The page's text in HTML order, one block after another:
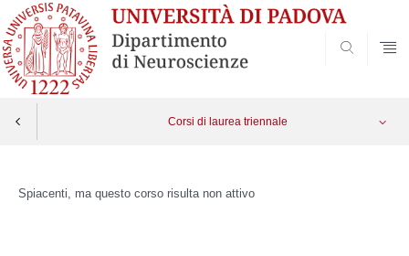
Corsi di laurea triennale
content
Spiacenti, ma questo corso risulta non attivo